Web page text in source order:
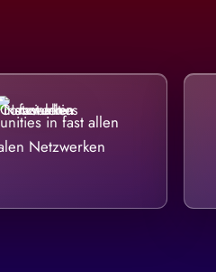
in fast allen
Netzwerken